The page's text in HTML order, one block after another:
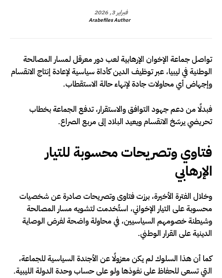
فبراير 3, 2026
Arabefiles Author
تواصل جماعة الإخوان الإرهابية لعب دور معرقل لمسار المصالحة
الوطنية في ليبيا، عبر توظيف الدين كأداة سياسية لإعادة إنتاج الانقسام
وإجهاض أي محاولات جادة لإنهاء حالة الاستقطاب.
فبدلًا من دعم جهود التوافق والاستقرار، تدفع الجماعة بخطاب
تحريضي يرسّخ الانقسام ويعيد البلاد إلى مربع الصراع.
فتاوي وتصريحات محسوبة للتيار
الإرهابي
وخلال الفترة الأخيرة، برزت فتاوى وتصريحات صادرة عن شخصيات
محسوبة على التيار الإخواني، استُخدمت لتشويه مسار المصالحة
وشيطنة خصومهم السياسيين، في محاولة واضحة لفرض الوصاية
الدينية على القرار الوطني.
كما أن هذا السلوك لم يكن معزولًا عن الأجندة السياسية للجماعة،
التي تسعى للحفاظ على نفوذها ولو على حساب وحدة الدولة الليبية.